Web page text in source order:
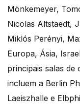
Mönkemeyer,
Nicolas Altstaedt,
Miklós Perényi,
Europa, Ásia,
principais salas
incluem a Berlin
Laeiszhalle e